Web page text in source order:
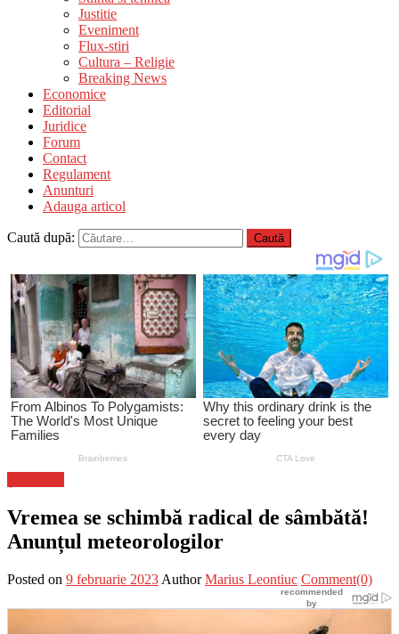
Justitie
Eveniment
Flux-stiri
Cultura – Religie
Breaking News
Economice
Editorial
Juridice
Forum
Contact
Regulament
Anunturi
Adauga articol
Caută după:
Vremea se schimbă radical de sâmbătă!
Anunțul meteorologilor
Posted on 9 februarie 2023 Author Marius Leontiuc Comment(0)